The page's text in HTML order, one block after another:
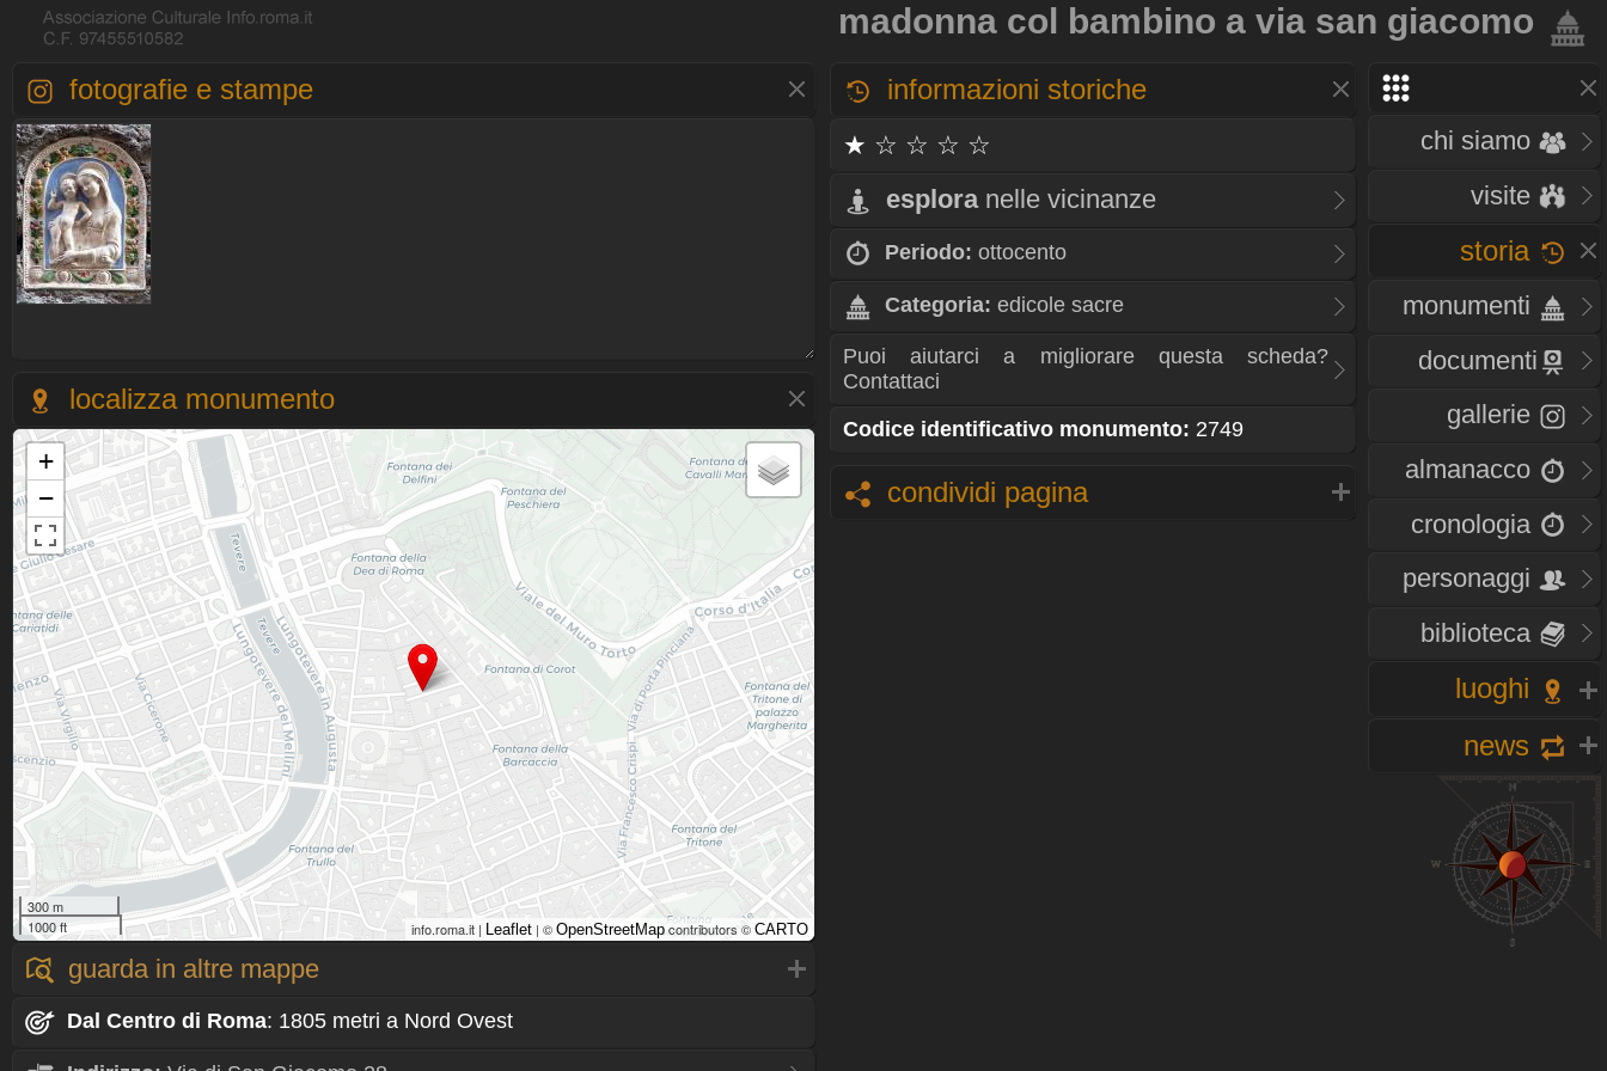
madonna col bambino a via san giacomo
chi siamo
visite
storia
monumenti
documenti
gallerie
almanacco
cronologia
personaggi
biblioteca
luoghi
news
fotografie e stampe
localizza monumento
+
−
300 m
1000 ft
info.roma.it | Leaflet | © OpenStreetMapcontributors © CARTO
guarda in altre mappe
Dal Centro di Roma: 1805 metri a Nord Ovest
informazioni storiche
★ ☆ ☆ ☆ ☆
esplora nelle vicinanze
Periodo: ottocento
Categoria: edicole sacre
Puoi aiutarci a migliorare questa scheda?
Contattaci
Codice identificativo monumento: 2749
condividi pagina